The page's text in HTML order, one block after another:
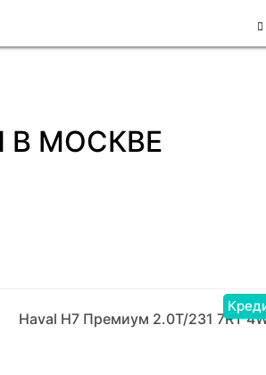
В МОСКВЕ
Haval H7 Премиум 2.0Т/231 7RT